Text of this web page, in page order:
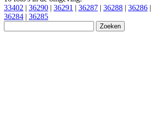
33402 | 36290 | 36291 | 36287 | 36288 | 36286 |
36284 | 36285